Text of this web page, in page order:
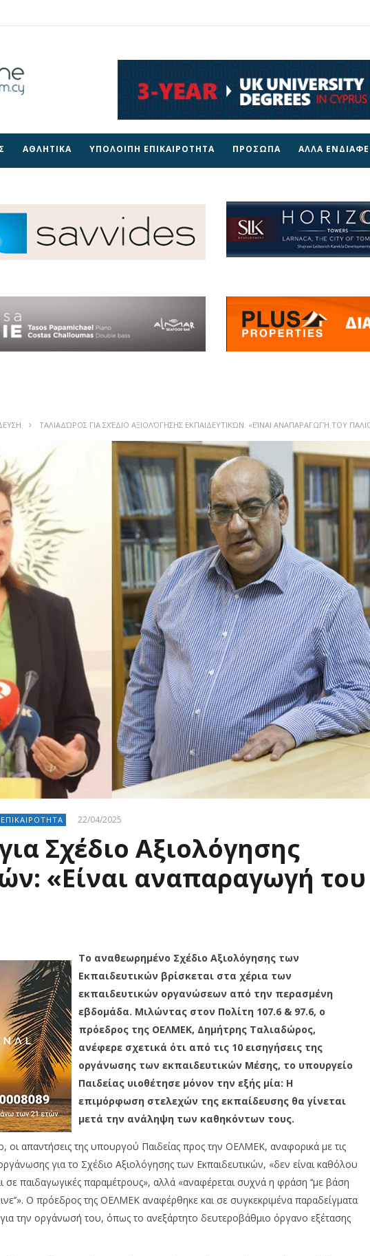
ΑΘΛΗΤΙΚΑ ΥΠΟΛΟΙΠΗ ΕΠΙΚΑΙΡΟΤΗΤΑ ΠΡΟΣΩΠΑ ΑΛΛΑ
ΤΑΛΙΑΔΏΡΟΣ ΓΙΑ ΣΧΈΔΙΟ ΑΞΙΟΛΌΓΗΣΗΣ ΕΚΠΑΙΔΕΥΤΙΚΏΝ: «ΕΊΝΑΙ ΑΝΑΠΑΡΑΓΩΓΉ ΤΟΥ
22/04/2025
Σχέδιο Αξιολόγησης
«Είναι αναπαραγωγή του
Το αναθεωρημένο Σχέδιο Αξιολόγησης των
Εκπαιδευτικών βρίσκεται στα χέρια των
εκπαιδευτικών οργανώσεων από την περασμένη
εβδομάδα. Μιλώντας στον Πολίτη 107.6 & 97.6, ο
πρόεδρος της ΟΕΛΜΕΚ, Δημήτρης Ταλιαδώρος,
ανέφερε σχετικά ότι από τις 10 εισηγήσεις της
οργάνωσης των εκπαιδευτικών Μέσης, το υπουργείο
Παιδείας υιοθέτησε μόνον την εξής μία: Η
επιμόρφωση στελεχών της εκπαίδευσης θα γίνεται
μετά την ανάληψη των καθηκόντων τους.
απαντήσεις της υπουργού Παιδείας προς την ΟΕΛΜΕΚ, αναφορικά με τις
για το Σχέδιο Αξιολόγησης των Εκπαιδευτικών, «δεν είναι καθόλου
σε παιδαγωγικές παραμέτρους», αλλά «αναφέρεται συχνά η φράση ‘‘με βάση
Ο πρόεδρος της ΟΕΛΜΕΚ αναφέρθηκε και σε συγκεκριμένα παραδείγματα
για την οργάνωσή του, όπως το ανεξάρτητο δευτεροβάθμιο όργανο εξέτασης